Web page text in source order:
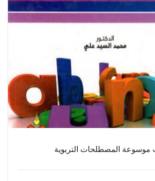
موسوعة المصطلحات التربوية